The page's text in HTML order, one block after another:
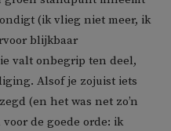
(ik vlieg niet meer, ik
blijkbaar
valt onbegrip ten deel,
Alsof je zojuist iets
(en het was net zo’n
de goede orde: ik